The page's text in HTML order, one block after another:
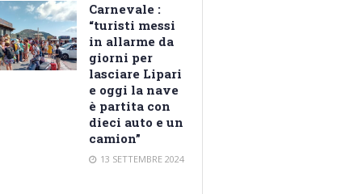
Carnevale :
“turisti messi
in allarme da
giorni per
lasciare Lipari
e oggi la nave
è partita con
dieci auto e un
camion”
13 SETTEMBRE 2024